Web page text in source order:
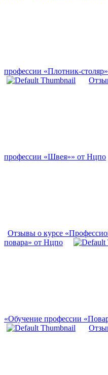
профессии «Плотник-
профессии «Швея»» от Нцпо
Отзывы о курсе
повара» от Нцпо
«Обучение профессии